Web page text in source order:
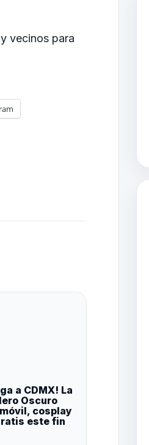
vecinos para
a CDMX! La
Oscuro
cosplay
este fin